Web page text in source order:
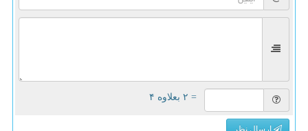
= ۲ بعلاوه ۴
ارسال نظر